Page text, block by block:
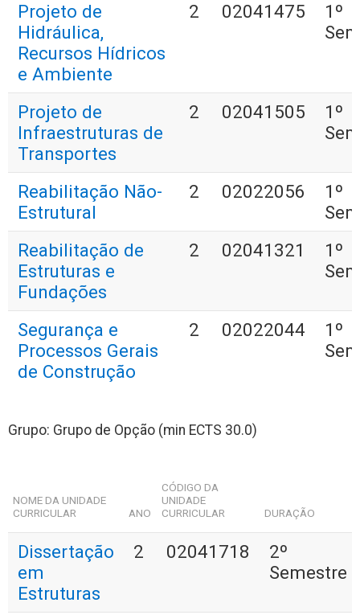
Projeto de
Hidráulica,
Recursos Hídricos
e Ambiente
2 02041475
1º
Projeto de
Infraestruturas de
Transportes
2 02041505
1º
Reabilitação Não-
Estrutural
2 02022056
1º
Reabilitação de
Estruturas e
Fundações
2 02041321
1º
Segurança e
Processos Gerais
de Construção
2 02022044
1º
Grupo: Grupo de Opção (min ECTS 30.0)
NOME DA UNIDADE
CURRICULAR
ANO
CÓDIGO DA
UNIDADE
CURRICULAR
DURAÇÃO
Dissertação
em
Estruturas
2 02041718
2º
Semestre